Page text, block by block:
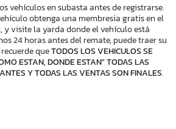
vehículos en subasta antes de registrarse.
obtenga una membresia gratis en el
y visite la yarda donde el vehículo está
24 horas antes del remate, puede traer su
queTODOS LOS VEHICULOS SE
ESTAN, DONDE ESTAN" TODAS LAS
Y TODAS LAS VENTAS SON FINALES.